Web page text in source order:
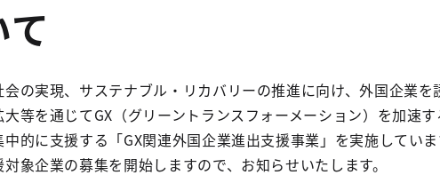
の実現、サステナブル・リカバリーの推進に向け、外国企業
等を通じてGX（グリーントランスフォーメーション）を加速
的に支援する「GX関連外国企業進出支援事業」を実施してい
象企業の募集を開始しますので、お知らせいたします。